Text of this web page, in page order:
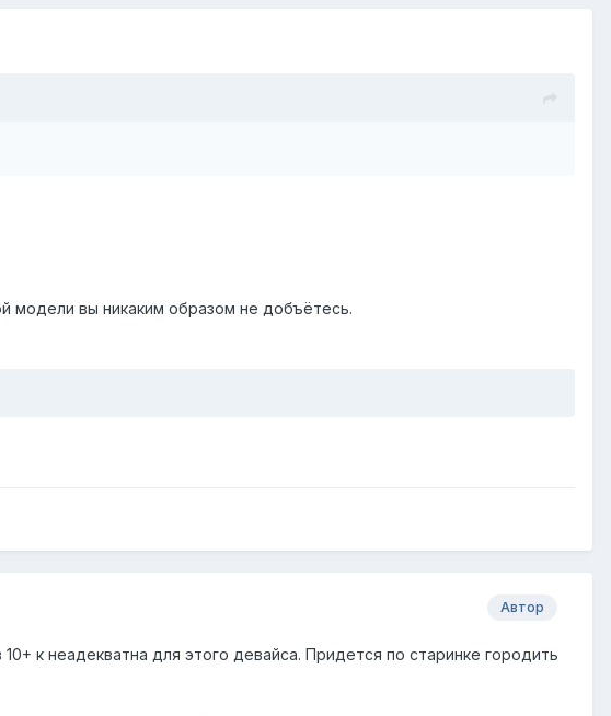
модели вы никаким образом не добъётесь.
Автор
к неадекватна для этого девайса. Придется по старинке городить